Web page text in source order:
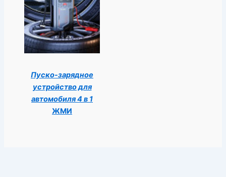
Пуско-зарядное
устройство для
автомобиля 4 в 1
ЖМИ